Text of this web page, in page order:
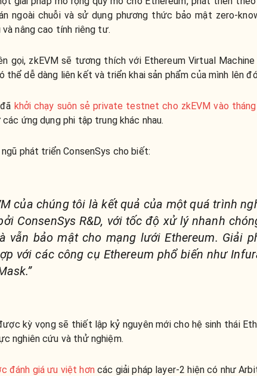
ngoài chuỗi và sử dụng phương thức bảo mật zero-
và nâng cao tính riêng tư.
gọi, zkEVM sẽ tương thích với Ethereum Virtual Machine
thể dễ dàng liên kết và triển khai sản phẩm của mình lên
khởi chạy suôn sẻ private testnet cho zkEVM vào
ứng dụng phi tập trung khác nhau.
phát triển ConsenSys cho biết:
của chúng tôi là kết quả của một quá trình
ConsenSys R&D, với tốc độ xử lý nhanh
vẫn bảo mật cho mạng lưới Ethereum. Giải
với các công cụ Ethereum phổ biến như
kỳ vọng sẽ thiết lập kỷ nguyên mới cho hệ sinh thái
nghiên cứu và thử nghiệm.
đánh giá ưu việt hơncác giải pháp layer-2 hiện có như